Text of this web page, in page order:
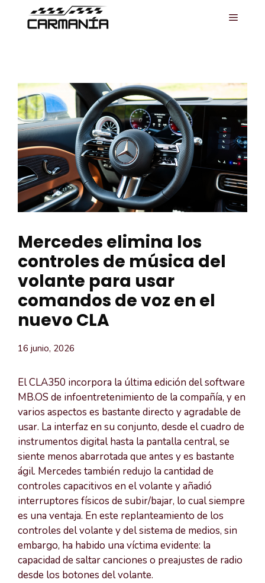
MENÚ
Mercedes elimina los
controles de música del
volante para usar
comandos de voz en el
nuevo CLA
16 junio, 2026
El CLA350 incorpora la última edición del software
MB.OS de infoentretenimiento de la compañía, y en
varios aspectos es bastante directo y agradable de
usar. La interfaz en su conjunto, desde el cuadro de
instrumentos digital hasta la pantalla central, se
siente menos abarrotada que antes y es bastante
ágil. Mercedes también redujo la cantidad de
controles capacitivos en el volante y añadió
interruptores físicos de subir/bajar, lo cual siempre
es una ventaja. En este replanteamiento de los
controles del volante y del sistema de medios, sin
embargo, ha habido una víctima evidente: la
capacidad de saltar canciones o preajustes de radio
desde los botones del volante.